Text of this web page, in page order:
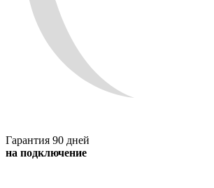
Гарантия 90 дней
на подключение